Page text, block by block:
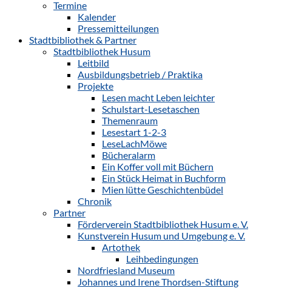
Termine
Kalender
Pressemitteilungen
Stadtbibliothek & Partner
Stadtbibliothek Husum
Leitbild
Ausbildungsbetrieb / Praktika
Projekte
Lesen macht Leben leichter
Schulstart-Lesetaschen
Themenraum
Lesestart 1-2-3
LeseLachMöwe
Bücheralarm
Ein Koffer voll mit Büchern
Ein Stück Heimat in Buchform
Mien lütte Geschichtenbüdel
Chronik
Partner
Förderverein Stadtbibliothek Husum e. V.
Kunstverein Husum und Umgebung e. V.
Artothek
Leihbedingungen
Nordfriesland Museum
Johannes und Irene Thordsen-Stiftung